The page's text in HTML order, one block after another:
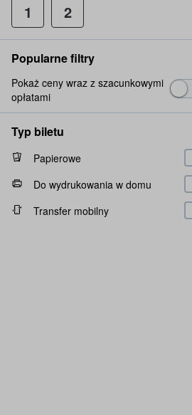
1 2
Popularne filtry
Pokaż ceny wraz z szacunkowymi
opłatami
Typ biletu
Papierowe
Do wydrukowania w domu
Transfer mobilny